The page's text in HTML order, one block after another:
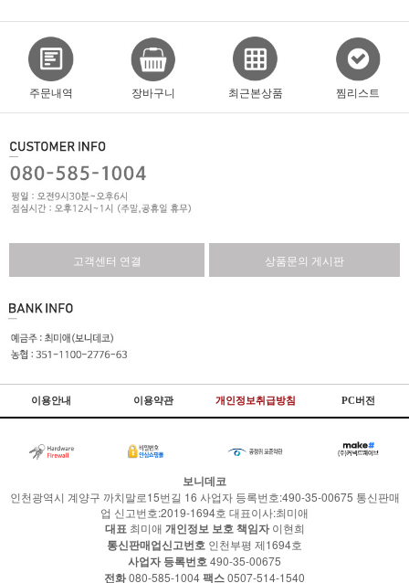
주문내역 장바구니 최근본상품 찜리스트
고객센터 연결 상품문의 게시판
이용안내 이용약관 개인정보취급방침 PC버전
보니데코
인천광역시 계양구 까치말로15번길 16 사업자 등록번호:490-35-00675 통신판매
업 신고번호:2019-1694호 대표이사:최미애
대표 최미애 개인정보 보호 책임자이현희
통신판매업신고번호 인천부평 제1694호
사업자 등록번호 490-35-00675
전화080-585-1004팩스0507-514-1540